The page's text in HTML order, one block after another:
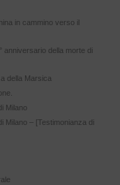
in cammino verso il
anniversario della morte di
della Marsica
Milano
Milano – [Testimonianza di